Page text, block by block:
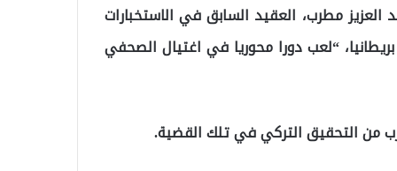
مطرب، العقيد السابق في الاستخبارات
“لعب دورا محوريا في اغتيال الصحفي
من التحقيق التركي في تلك القضية.